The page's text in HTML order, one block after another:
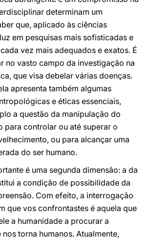
determinam um
que, aplicado às ciências
em pesquisas mais sofisticadas e
vez mais adequados e exatos. É
no vasto campo da investigação na
que visa debelar várias doenças.
apresenta também algumas
e éticas essenciais,
a questão da manipulação do
para controlar ou até superar o
ou para alcançar uma
do ser humano.
é uma segunda dimensão: a da
a condição de possibilidade da
Com efeito, a interrogação
que vos confrontastes é aquela que
a humanidade a procurar a
torna humanos. Atualmente,